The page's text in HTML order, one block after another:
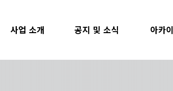
사업 소개
사회봉사교과목
공지 및 소식
공지사항
아카
자료